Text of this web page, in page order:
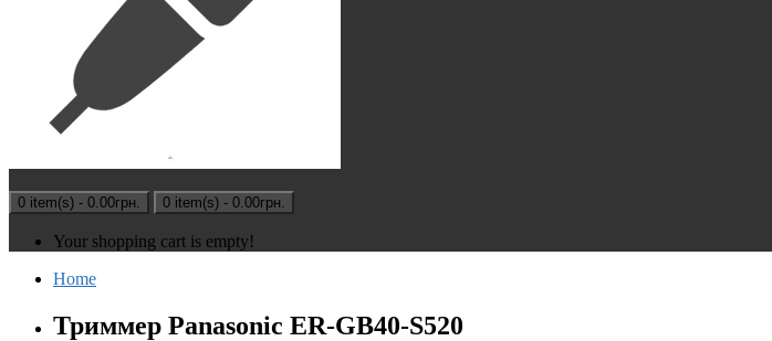
0 item(s) - 0.00грн. 0 item(s) - 0.00грн.
Your shopping cart is empty!
Home
Триммер Panasonic ER-GB40-S520